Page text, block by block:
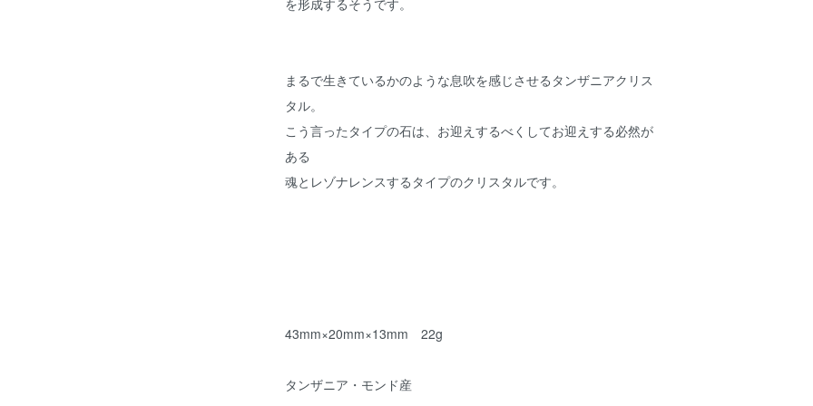
まるで生きているかのような息吹を感じさせるタンザニアクリス
タル。
こう言ったタイプの石は、お迎えするべくしてお迎えする必然が
ある
魂とレゾナレンスするタイプのクリスタルです。
43mm×20mm×13mm 22g
タンザニア・モンド産